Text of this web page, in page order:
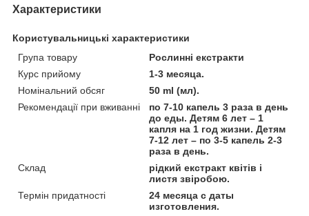
Характеристики
Користувальницькі характеристики
Група товару
Рослинні екстракти
Курс прийому
1-3 месяца.
Номінальний обсяг
50 ml (мл).
Рекомендації при вживанні
по 7-10 капель 3 раза в день
до еды. Детям 6 лет – 1
капля на 1 год жизни. Детям
7-12 лет – по 3-5 капель 2-3
раза в день.
Склад
рідкий екстракт квітів і
листя звіробою.
Термін придатності
24 месяца с даты
изготовления.